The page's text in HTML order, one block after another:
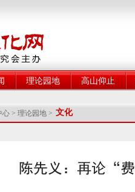
理论园地 高山仰止
心 >理论园地 > 文化
陈先义：再论“